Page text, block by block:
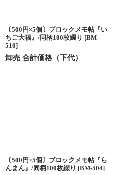
〔500円×5個〕ブロックメモ帖『い
ちご大福』/同柄100枚綴り [BM-
510]
卸売 合計価格（下代）
〔500円×5個〕ブロックメモ帖『ら
んまん』/同柄100枚綴り [BM-504]